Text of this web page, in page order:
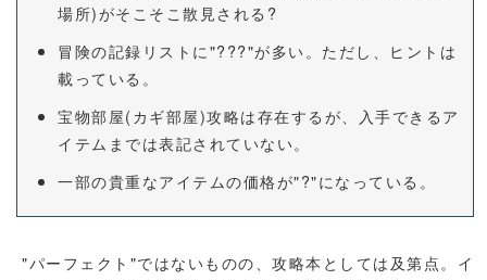
場所)がそこそこ散見される?
冒険の記録リストに"???"が多い。ただし、ヒントは
載っている。
宝物部屋(カギ部屋)攻略は存在するが、入手できるア
イテムまでは表記されていない。
一部の貴重なアイテムの価格が"?"になっている。
"パーフェクト"ではないものの、攻略本としては及第点。イ